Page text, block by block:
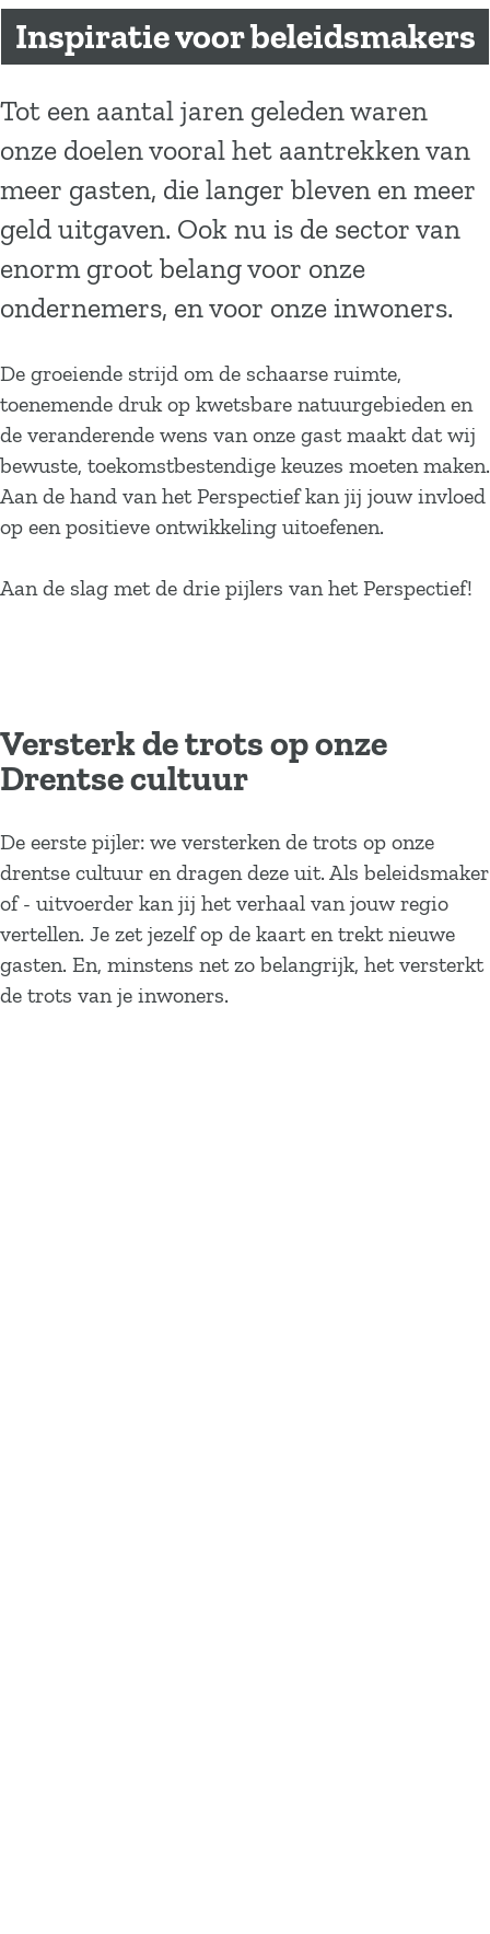
a
e
Inspiratie voor beleidsmakers
Tot een aantal jaren geleden waren
onze doelen vooral het aantrekken van
meer gasten, die langer bleven en meer
geld uitgaven. Ook nu is de sector van
enorm groot belang voor onze
ondernemers, en voor onze inwoners.
De groeiende strijd om de schaarse ruimte,
toenemende druk op kwetsbare natuurgebieden en
de veranderende wens van onze gast maakt dat wij
bewuste, toekomstbestendige keuzes moeten maken.
Aan de hand van het Perspectief kan jij jouw invloed
op een positieve ontwikkeling uitoefenen.
Aan de slag met de drie pijlers van het Perspectief!
Versterk de trots op onze
Drentse cultuur
De eerste pijler: we versterken de trots op onze
drentse cultuur en dragen deze uit. Als beleidsmaker
of - uitvoerder kan jij het verhaal van jouw regio
vertellen. Je zet jezelf op de kaart en trekt nieuwe
gasten. En, minstens net zo belangrijk, het versterkt
de trots van je inwoners.